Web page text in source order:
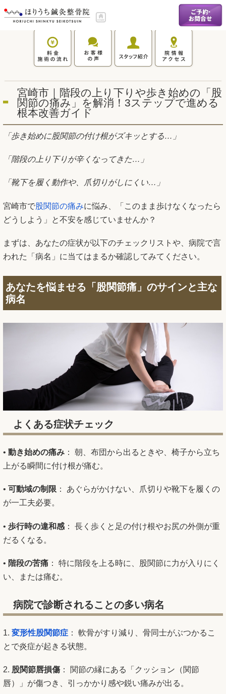
宮崎市｜階段の上り下りや歩き始めの「股
関節の痛み」を解消！3ステップで進める
根本改善ガイド
「歩き始めに股関節の付け根がズキッとする…」
「階段の上り下りが辛くなってきた…」
「靴下を履く動作や、爪切りがしにくい…」
宮崎市で股関節の痛みに悩み、「このまま歩けなくなったら
どうしよう」と不安を感じていませんか？
まずは、あなたの症状が以下のチェックリストや、病院で言
われた「病名」に当てはまるか確認してみてください。
あなたを悩ませる「股関節痛」のサインと主な
病名
よくある症状チェック
• 動き始めの痛み ： 朝、布団から出るときや、椅子から立ち
上がる瞬間に付け根が痛む。
• 可動域の制限 ： あぐらがかけない、爪切りや靴下を履くの
が一工夫必要。
• 歩行時の違和感 ： 長く歩くと足の付け根やお尻の外側が重
だるくなる。
• 階段の苦痛 ： 特に階段を上る時に、股関節に力が入りにく
い、または痛む。
病院で診断されることの多い病名
1. 変形性股関節症 ： 軟骨がすり減り、骨同士がぶつかるこ
とで炎症が起きる状態。
2. 股関節唇損傷 ： 関節の縁にある「クッション（関節
唇）」が傷つき、引っかかり感や鋭い痛みが出る。